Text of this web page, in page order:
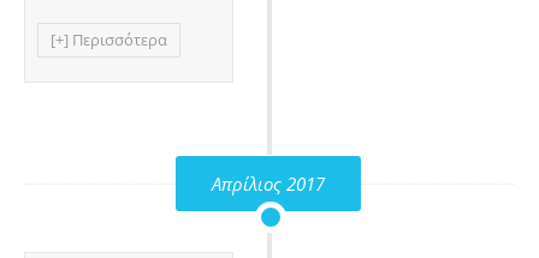
[+] Περισσότερα
Απρίλιος 2017